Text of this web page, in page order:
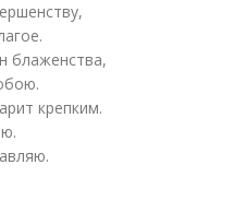
блаженства,
крепким.